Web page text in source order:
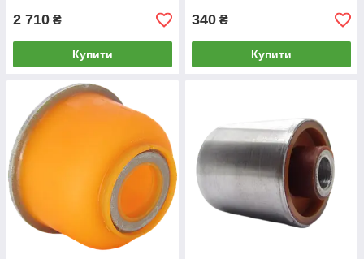
2 710 ₴
Купити
340 ₴
Купити